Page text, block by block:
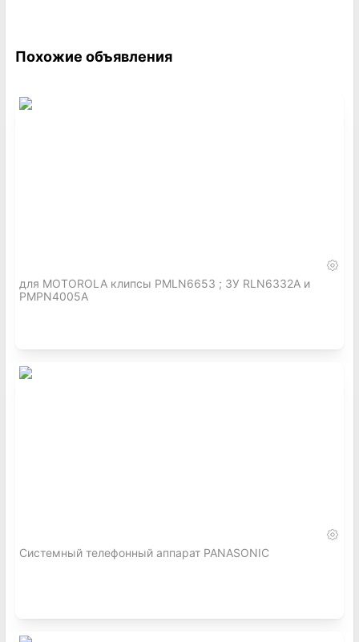
Похожие объявления
для MOTOROLA клипсы PMLN6653 ; ЗУ RLN6332A и
PMPN4005A
Системный телефонный аппарат PANASONIC